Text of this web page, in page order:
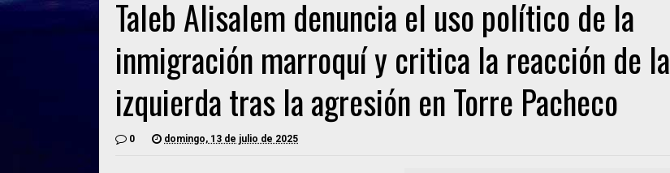
Taleb Alisalem denuncia el uso político de la
inmigración marroquí y critica la reacción de la
izquierda tras la agresión en Torre Pacheco
0 domingo, 13 de julio de 2025